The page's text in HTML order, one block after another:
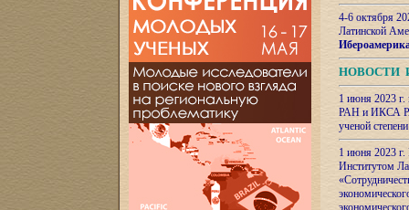
4-6 октября
Латинской
НОВОСТИ
1 июня 2023
РАН и ИКСА
ученой
1 июня 2023
Институтом